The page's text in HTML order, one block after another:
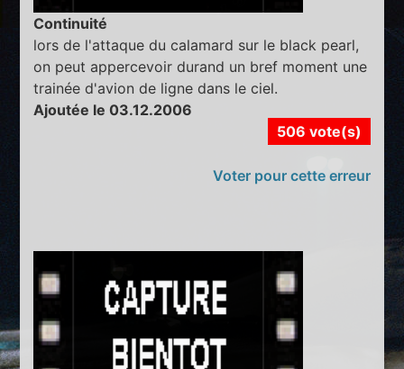
Continuité
lors de l'attaque du calamard sur le black pearl,
on peut appercevoir durand un bref moment une
trainée d'avion de ligne dans le ciel.
Ajoutée le 03.12.2006
506 vote(s)
Voter pour cette erreur